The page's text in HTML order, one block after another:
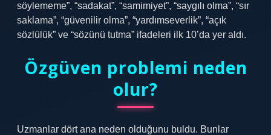
söylememe”, “sadakat”, “samimiyet”, “saygılı olma”, “sır
saklama”, “güvenilir olma”, “yardımseverlik”, “açık
sözlülük” ve “sözünü tutma” ifadeleri ilk 10’da yer aldı.
Özgüven problemi neden
olur?
Uzmanlar dört ana neden olduğunu buldu. Bunlar